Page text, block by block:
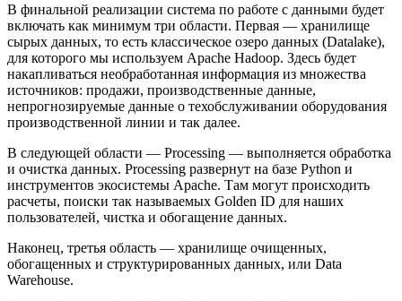
В финальной реализации система по работе с данными будет
включать как минимум три области. Первая — хранилище
сырых данных, то есть классическое озеро данных (Datalake),
для которого мы используем Apache Hadoop. Здесь будет
накапливаться необработанная информация из множества
источников: продажи, производственные данные,
непрогнозируемые данные о техобслуживании оборудования
производственной линии и так далее.
В следующей области — Processing — выполняется обработка
и очистка данных. Processing развернут на базе Python и
инструментов экосистемы Apache. Там могут происходить
расчеты, поиски так называемых Golden ID для наших
пользователей, чистка и обогащение данных.
Наконец, третья область — хранилище очищенных,
обогащенных и структурированных данных, или Data
Warehouse.